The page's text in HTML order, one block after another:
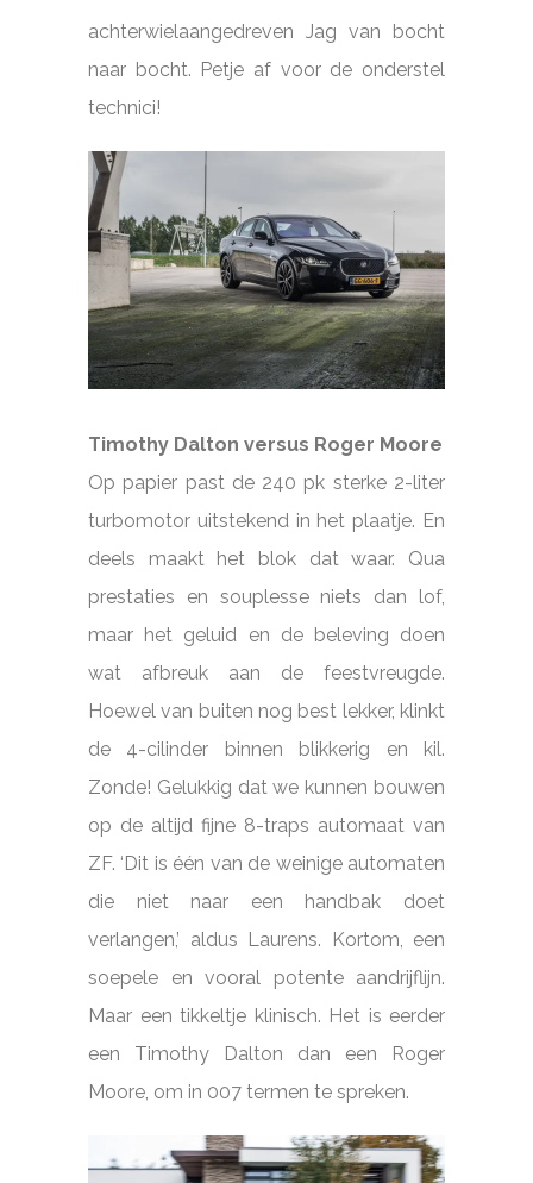
achterwielaangedreven Jag van bocht
naar bocht. Petje af voor de onderstel
technici!
Timothy Dalton versus Roger Moore
Op papier past de 240 pk sterke 2-liter
turbomotor uitstekend in het plaatje. En
deels maakt het blok dat waar. Qua
prestaties en souplesse niets dan lof,
maar het geluid en de beleving doen
wat afbreuk aan de feestvreugde.
Hoewel van buiten nog best lekker, klinkt
de 4-cilinder binnen blikkerig en kil.
Zonde! Gelukkig dat we kunnen bouwen
op de altijd fijne 8-traps automaat van
ZF. ‘Dit is één van de weinige automaten
die niet naar een handbak doet
verlangen,’ aldus Laurens. Kortom, een
soepele en vooral potente aandrijflijn.
Maar een tikkeltje klinisch. Het is eerder
een Timothy Dalton dan een Roger
Moore, om in 007 termen te spreken.